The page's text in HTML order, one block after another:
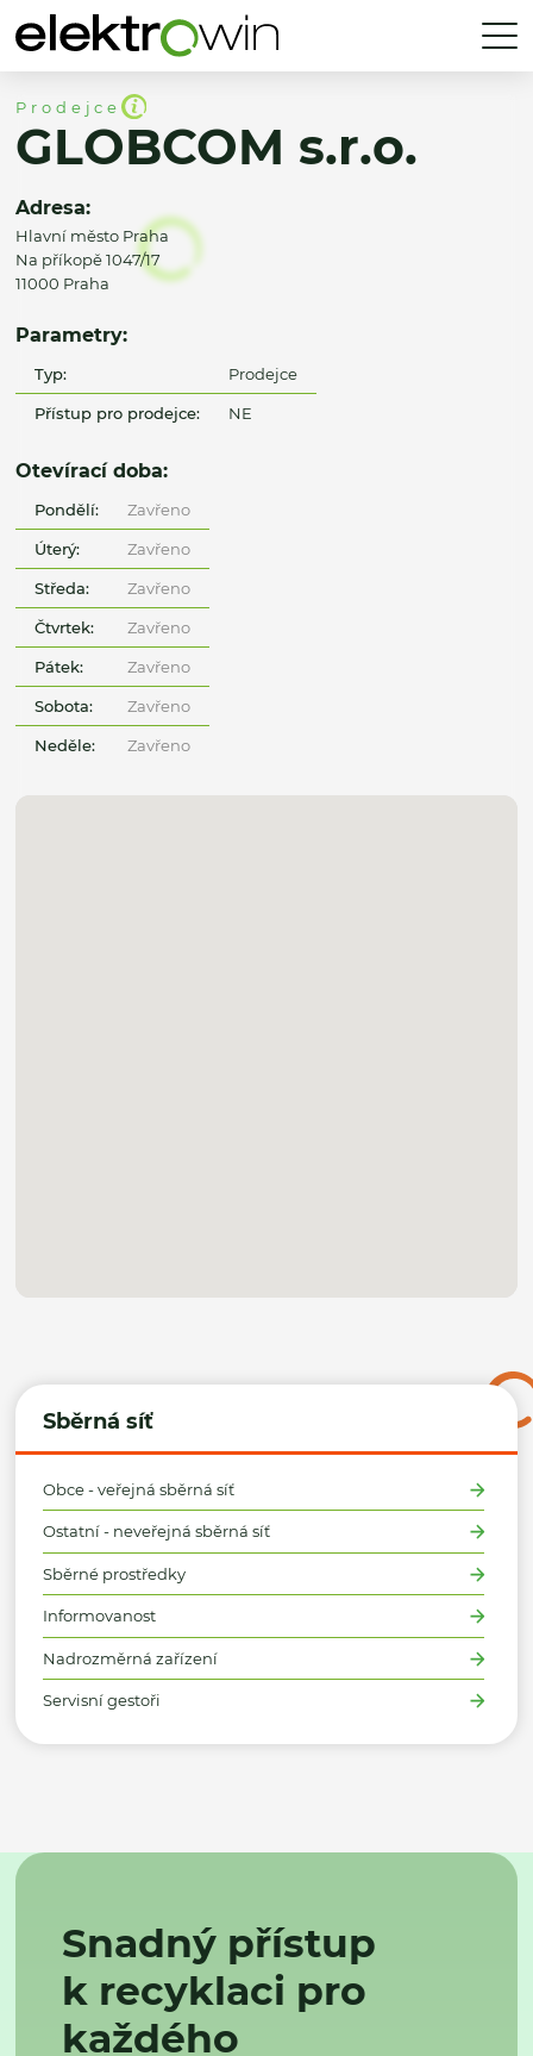
Sběrná síť
Obce - veřejná sběrná síť
Ostatní - neveřejná sběrná síť
Sběrné prostředky
Informovanost
Nadrozměrná zařízení
Servisní gestoři
Prodejce
GLOBCOM s.r.o.
Adresa:
Hlavní město Praha
Na příkopě 1047/17
11000 Praha
Parametry:
Typ: Prodejce
Přístup pro prodejce: NE
Otevírací doba:
Pondělí: Zavřeno
Úterý: Zavřeno
Středa: Zavřeno
Čtvrtek: Zavřeno
Pátek: Zavřeno
Sobota: Zavřeno
Neděle: Zavřeno
Snadný přístup
k recyklaci pro
každého